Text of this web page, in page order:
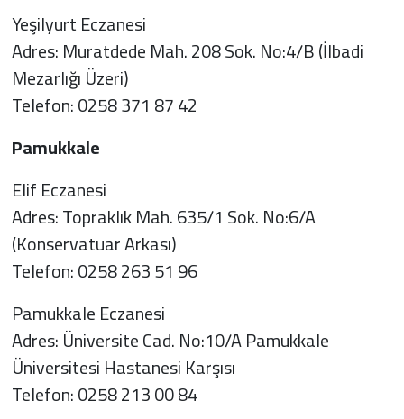
Yeşilyurt Eczanesi
Adres: Muratdede Mah. 208 Sok. No:4/B (İlbadi
Mezarlığı Üzeri)
Telefon: 0258 371 87 42
Pamukkale
Elif Eczanesi
Adres: Topraklık Mah. 635/1 Sok. No:6/A
(Konservatuar Arkası)
Telefon: 0258 263 51 96
Pamukkale Eczanesi
Adres: Üniversite Cad. No:10/A Pamukkale
Üniversitesi Hastanesi Karşısı
Telefon: 0258 213 00 84